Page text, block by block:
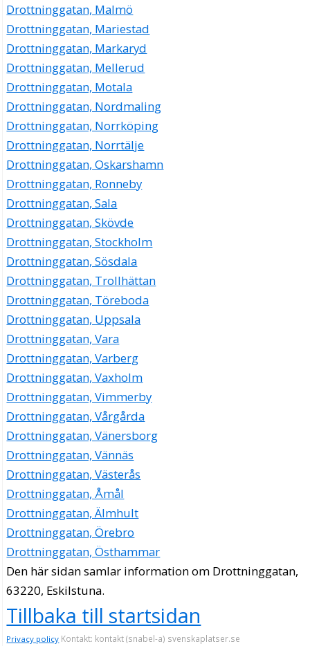
016-140018
Drottninggatan 4 2 Tr, 63220 Eskilstuna
Digit Bygg & Interiör HB
Drottninggatan 8, 63220 Eskilstuna
E Jonsson Mäklarbyrå i Eskilstuna AB
Drottninggatan 8, 63220 Eskilstuna
Guldklimpen Underkläder AB
Eva Marie Oskarsson
016-122104
Drottninggatan 8, 63220 Eskilstuna
Jessilou Fashion AB
Eva Marie Oskarsson
Drottninggatan 8, 63220 Eskilstuna
4 Klippare - Annikas Frisering HB
Barbara Fried
016-121283
Drottninggatan 9, 63220 Eskilstuna
Rekarne Plaza AB
Hishmat Sultani
016-150000
Drottninggatan 9, 63220 Eskilstuna
Drottninggatan, Malmö
Drottninggatan, Mariestad
Drottninggatan, Markaryd
Drottninggatan, Mellerud
Drottninggatan, Motala
Drottninggatan, Nordmaling
Drottninggatan, Norrköping
Drottninggatan, Norrtälje
Drottninggatan, Oskarshamn
Drottninggatan, Ronneby
Drottninggatan, Sala
Drottninggatan, Skövde
Drottninggatan, Stockholm
Drottninggatan, Sösdala
Drottninggatan, Trollhättan
Drottninggatan, Töreboda
Drottninggatan, Uppsala
Drottninggatan, Vara
Drottninggatan, Varberg
Drottninggatan, Vaxholm
Drottninggatan, Vimmerby
Drottninggatan, Vårgårda
Drottninggatan, Vänersborg
Drottninggatan, Vännäs
Drottninggatan, Västerås
Drottninggatan, Åmål
Drottninggatan, Älmhult
Drottninggatan, Örebro
Drottninggatan, Östhammar
Den här sidan samlar information om Drottninggatan,
63220, Eskilstuna.
Tillbaka till startsidan
Privacy policy Kontakt: kontakt (snabel-a) svenskaplatser.se